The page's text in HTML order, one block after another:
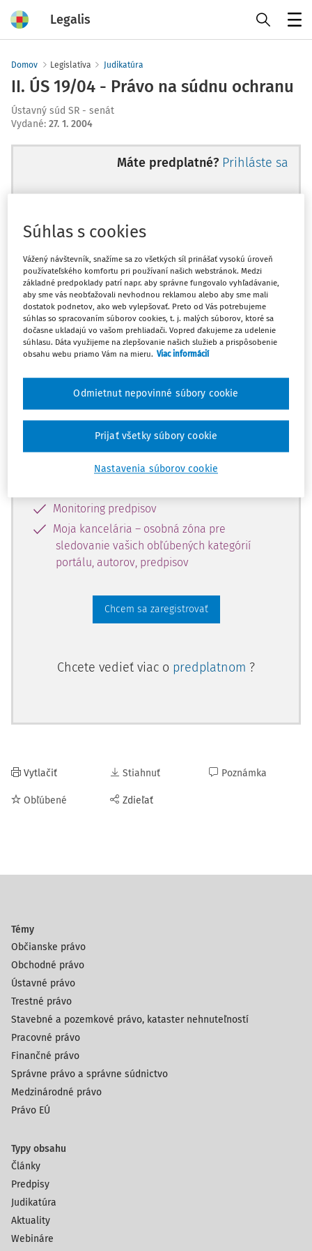
Legalis
Domov Legislatíva Judikatúra
II. ÚS 19/04 - Právo na súdnu ochranu
Ústavný súd SR - senát
Vydané: 27. 1. 2004
Máte predplatné? Prihláste sa
Ups, zatiaľ ste si prečítali len
začiatok...
Celý odborný obsah z tejto oblasti je
dostupný predplatiteľom portálu.
obsahu a získajte prístup na 10 dní
zdarma, stačí sa len zaregistrovať.
Vďaka registrácii získate prístup aj k
vybranému obsahu:
Monitoring predpisov
Moja kancelária – osobná zóna pre
sledovanie vašich obľúbených kategórií
portálu, autorov, predpisov
Chcem sa zaregistrovať
Chcete vedieť viac o predplatnom ?
Vytlačiť
Obľúbené
Stiahnuť
Zdieľať
Poznámka
Témy
Občianske právo
Obchodné právo
Ústavné právo
Trestné právo
Stavebné a pozemkové právo, kataster nehnuteľností
Pracovné právo
Finančné právo
Správne právo a správne súdnictvo
Medzinárodné právo
Právo EÚ
Typy obsahu
Články
Predpisy
Judikatúra
Aktuality
Webináre
Súhlas s cookies
Vážený návštevník, snažíme sa zo všetkých síl prinášať vysokú úroveň
používateľského komfortu pri používaní našich webstránok. Medzi
základné predpoklady patrí napr. aby správne fungovalo vyhľadávanie,
aby sme vás neobťažovali nevhodnou reklamou alebo aby sme mali
dostatok podnetov, ako web vylepšovať. Preto od Vás potrebujeme
súhlas so spracovaním súborov cookies, t. j. malých súborov, ktoré sa
dočasne ukladajú vo vašom prehliadači. Vopred ďakujeme za udelenie
súhlasu. Dáta využijeme na zlepšovanie našich služieb a prispôsobenie
obsahu webu priamo Vám na mieru. Viac informácií
Nastavenia súborov cookie
Odmietnut nepovinné súbory cookie
Prijať všetky súbory cookie